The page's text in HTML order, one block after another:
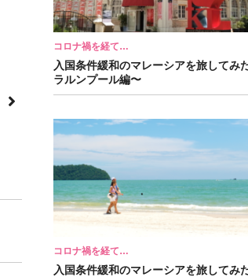
コロナ禍を経て…
入国条件緩和のマレーシアを旅してみ
ラルンプール編〜
コロナ禍を経て…
入国条件緩和のマレーシアを旅してみ